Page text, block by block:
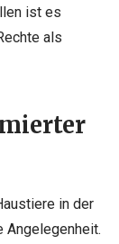
ist es
als
in der
Angelegenheit.